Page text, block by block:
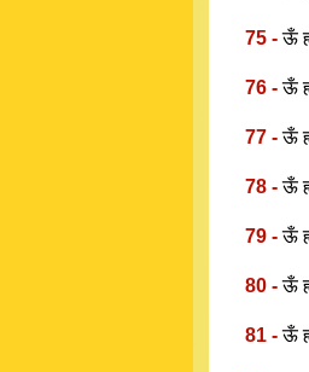
75 -ऊँ
76 -ऊँ
77 -ऊँ
78 -ऊँ
79 -ऊँ
80 -ऊँ
81 -ऊँ